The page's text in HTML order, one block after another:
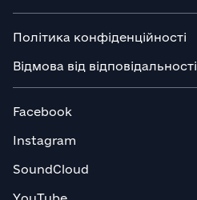
Політика конфіденційності
Відмова від відповідальності
Facebook
Instagram
SoundCloud